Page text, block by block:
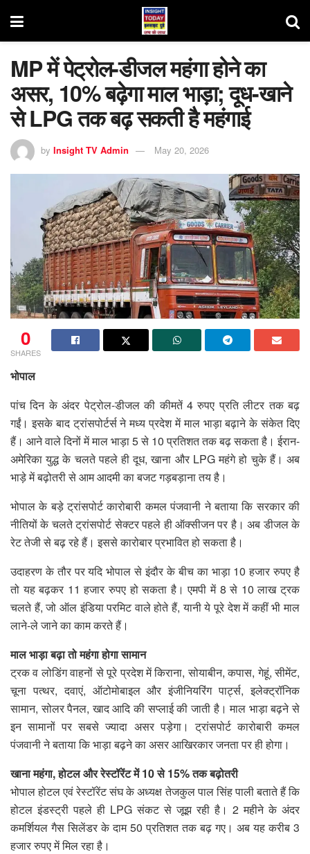
MP में पेट्रोल-डीजल महंगा होने का
असर, 10% बढ़ेगा माल भाड़ा; दूध-खाने
से LPG तक बढ़ सकती है महंगाई
by Insight TV Admin May 20, 2026
0
SHARES
भोपाल
पांच दिन के अंदर पेट्रोल-डीजल की कीमतें 4 रुपए प्रति लीटर तक बढ़
गईं। इसके बाद ट्रांसपोर्टर्स ने मध्य प्रदेश में माल भाड़ा बढ़ाने के संकेत दिए
हैं। आने वाले दिनों में माल भाड़ा 5 से 10 प्रतिशत तक बढ़ सकता है। ईरान-
अमेरिका युद्ध के चलते पहले ही दूध, खाना और LPG महंगे हो चुके हैं। अब
भाड़े में बढ़ोतरी से आम आदमी का बजट गड़बड़ाना तय है।
भोपाल के बड़े ट्रांसपोर्ट कारोबारी कमल पंजवानी ने बताया कि सरकार की
नीतियों के चलते ट्रांसपोर्ट सेक्टर पहले ही ऑक्सीजन पर है। अब डीजल के
रेट तेजी से बढ़ रहे हैं। इससे कारोबार प्रभावित हो सकता है।
उदाहरण के तौर पर यदि भोपाल से इंदौर के बीच का भाड़ा 10 हजार रुपए है
तो यह बढ़कर 11 हजार रुपए हो सकता है। एमपी में 8 से 10 लाख ट्रक
चलते हैं, जो ऑल इंडिया परमिट वाले होते हैं, यानी ये पूरे देश में कहीं भी माल
लाने-ले जाने का काम करते हैं।
माल भाड़ा बढ़ा तो महंगा होगा सामान
ट्रक व लोडिंग वाहनों से पूरे प्रदेश में किराना, सोयाबीन, कपास, गेहूं, सीमेंट,
चूना पत्थर, दवाएं, ऑटोमोबाइल और इंजीनियरिंग पार्ट्स, इलेक्ट्रॉनिक
सामान, सोलर पैनल, खाद आदि की सप्लाई की जाती है। माल भाड़ा बढ़ने से
इन सामानों पर सबसे ज्यादा असर पड़ेगा। ट्रांसपोर्ट कारोबारी कमल
पंजवानी ने बताया कि भाड़ा बढ़ने का असर आखिरकार जनता पर ही होगा।
खाना महंगा, होटल और रेस्टॉरेंट में 10 से 15% तक बढ़ोतरी
भोपाल होटल एवं रेस्टॉरेंट संघ के अध्यक्ष तेजकुल पाल सिंह पाली बताते हैं कि
होटल इंडस्ट्री पहले ही LPG संकट से जूझ रही है। 2 महीने के अंदर
कमर्शियल गैस सिलेंडर के दाम 50 प्रतिशत तक बढ़ गए। अब यह करीब 3
हजार रुपए में मिल रहा है।